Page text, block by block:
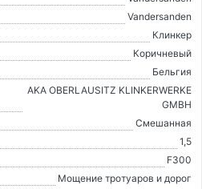
Vandersanden
Клинкер
Коричневый
Бельгия
AKA OBERLAUSITZ KLINKERWERKE
GMBH
Смешанная
1,5
F300
Мощение тротуаров и дорог